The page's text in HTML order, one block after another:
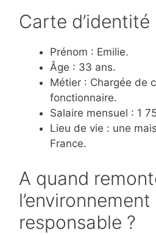
Carte d’identité
Prénom : Emilie.
Âge : 33 ans.
Métier : Chargée de
fonctionnaire.
Salaire mensuel : 1
Lieu de vie : une
France.
A quand
responsable ?